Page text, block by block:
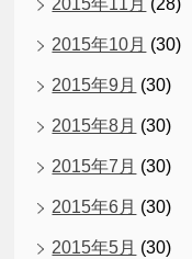
2015年11月 (28)
2015年10月 (30)
2015年9月 (30)
2015年8月 (30)
2015年7月 (30)
2015年6月 (30)
2015年5月 (30)